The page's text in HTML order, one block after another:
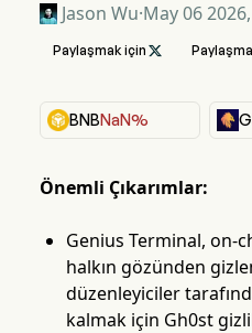
Jason Wu·May 06
Paylaşmak için 
BNBNaN%
Önemli Çıkarımlar:
Genius Terminal, on-
halkın gözünden
düzenleyiciler
kalmak için Gh0st